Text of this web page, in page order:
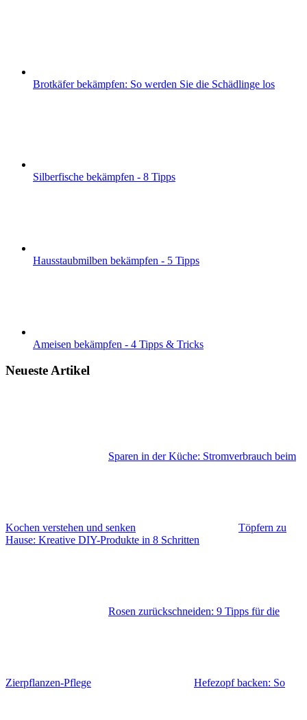
Brotkäfer bekämpfen: So werden Sie die Schädlinge los
Silberfische bekämpfen - 8 Tipps
Hausstaubmilben bekämpfen - 5 Tipps
Ameisen bekämpfen - 4 Tipps & Tricks
Neueste Artikel
Sparen in der Küche: Stromverbrauch beim
Kochen verstehen und senken
Töpfern zu
Hause: Kreative DIY-Produkte in 8 Schritten
Rosen zurückschneiden: 9 Tipps für die
Zierpflanzen-Pflege Hefezopf backen: So